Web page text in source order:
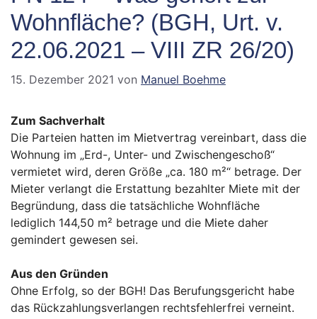
Wohnfläche? (BGH, Urt. v.
22.06.2021 – VIII ZR 26/20)
15. Dezember 2021 von Manuel Boehme
Zum Sachverhalt
Die Parteien hatten im Mietvertrag vereinbart, dass die
Wohnung im „Erd-, Unter- und Zwischengeschoß“
vermietet wird, deren Größe „ca. 180 m²“ betrage. Der
Mieter verlangt die Erstattung bezahlter Miete mit der
Begründung, dass die tatsächliche Wohnfläche
lediglich 144,50 m² betrage und die Miete daher
gemindert gewesen sei.
Aus den Gründen
Ohne Erfolg, so der BGH! Das Berufungsgericht habe
das Rückzahlungsverlangen rechtsfehlerfrei verneint.